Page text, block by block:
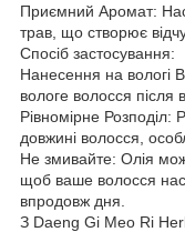
Приємний Аромат:
трав, що створює
Спосіб застосування:
Нанесення на вологі
вологе волосся
Рівномірне Розподіл:
довжині волосся,
Не змивайте: Олія
щоб ваше волосся
впродовж дня.
З Daeng Gi Meo Ri